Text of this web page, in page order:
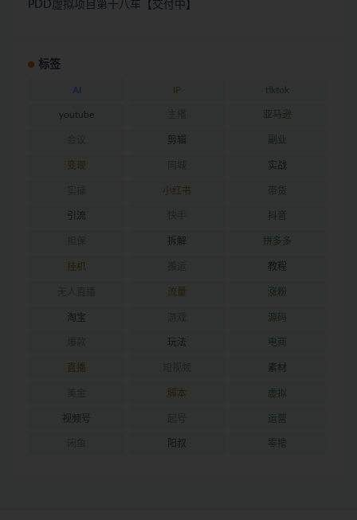
PDD虚拟项目第十八车【交付中】
标签
AI IP tiktok
youtube 亚马逊
剪辑 副业
变现 实战
小红书 带货
引流 抖音
拆解 拼多多
挂机 教程
流量 涨粉
淘宝 源码
玩法 电商
直播 素材
脚本 虚拟
视频号 运营
阳叔 零撸